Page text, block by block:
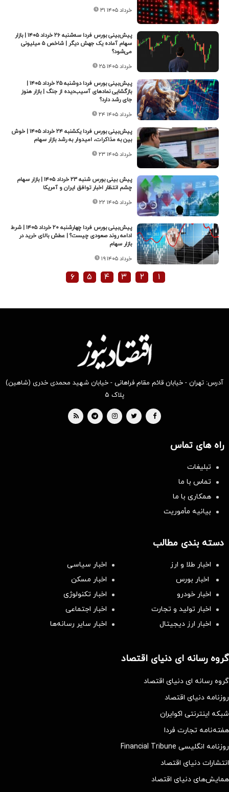
۳۱ خرداد ۱۴۰۵
پیش‌بینی بورس فردا سه‌شنبه ۲۶ خرداد ۱۴۰۵ | بازار
سهام آماده یک جهش دیگر | شاخص ۵ میلیونی
می‌شود؟
۲۵ خرداد ۱۴۰۵
پیش‌بینی بورس فردا دوشنبه ۲۵ خرداد ۱۴۰۵ |
بازگشایی نمادهای آسیب‌دیده از جنگ | بازار هنوز
جای رشد دارد؟
۲۴ خرداد ۱۴۰۵
پیش‌بینی بورس فردا یکشنبه ۲۴ خرداد ۱۴۰۵ | خوش‌
بین به مذاکرات، امیدوار به رشد بازار سهام
۲۳ خرداد ۱۴۰۵
پیش بینی بورس شنبه ۲۳ خرداد ۱۴۰۵ | بازار سهام
چشم انتظار اخبار توافق ایران و آمریکا
۲۲ خرداد ۱۴۰۵
پیش‌بینی بورس فردا چهارشنبه ۲۰ خرداد ۱۴۰۵ | شرط
ادامه روند صعودی چیست؟ | عطش بالای خرید در
بازار سهام
۱۹ خرداد ۱۴۰۵
۱ ۲ ۳ ۴ ۵ ۶
آدرس: تهران - خیابان قائم مقام فراهانی - خیابان شهید محمدی خدری (شاهین)
پلاک ۵
راه های تماس
تبلیغات
تماس با ما
همکاری با ما
بیانیه مأموریت
دسته بندی مطالب
اخبار طلا و ارز
اخبار سیاسی
اخبار بورس
اخبار مسکن
اخبار خودرو
اخبار تکنولوژی
اخبار تولید و تجارت
اخبار اجتماعی
اخبار ارز دیجیتال
اخبار سایر رسانه‌‌ها
گروه رسانه ای دنیای اقتصاد
گروه رسانه ای دنیای اقتصاد
روزنامه دنیای اقتصاد
شبکه اینترنتی اکوایران
هفته‌نامه تجارت فردا
روزنامه انگلیسی Financial Tribune
انتشارات دنیای اقتصاد
همایش‌های دنیای اقتصاد